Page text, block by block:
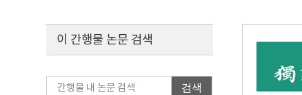
이 간행물 논문 검색
검색